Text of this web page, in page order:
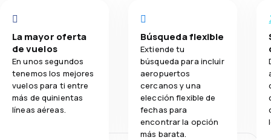
La mayor oferta
de vuelos
En unos segundos
tenemos los mejores
vuelos para ti entre
más de quinientas
líneas aéreas.
Búsqueda flexible
Extiende tu
búsqueda para incluir
aeropuertos
cercanos y una
elección flexible de
fechas para
encontrar la opción
más barata.